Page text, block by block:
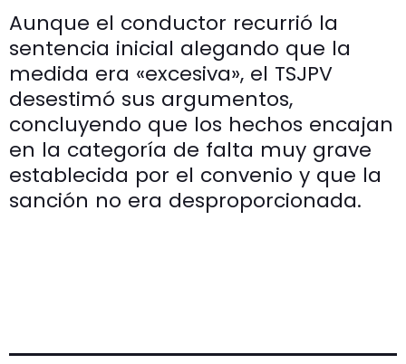
Aunque el conductor recurrió la
sentencia inicial alegando que la
medida era «excesiva», el TSJPV
desestimó sus argumentos,
concluyendo que los hechos encajan
en la categoría de falta muy grave
establecida por el convenio y que la
sanción no era desproporcionada.